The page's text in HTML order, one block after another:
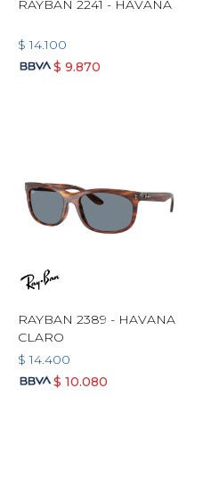
RAYBAN 2241 - HAVANA
$ 14.100
$ 9.870
RAYBAN 2389 - HAVANA
CLARO
$ 14.400
$ 10.080